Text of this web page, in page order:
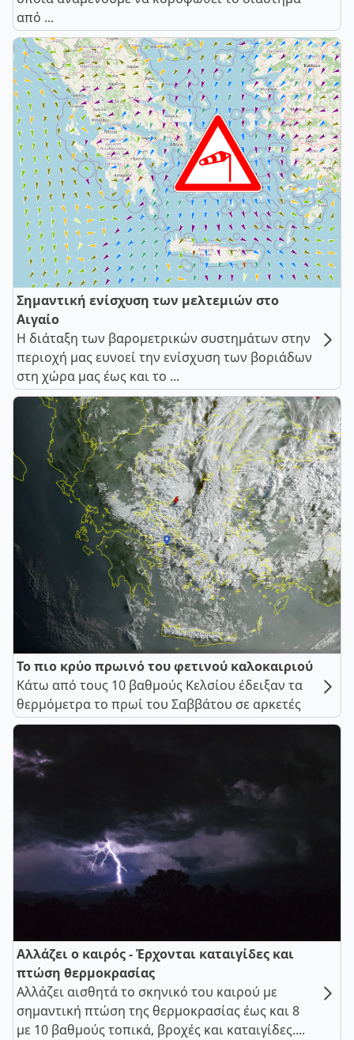
από ...
Σημαντική ενίσχυση των μελτεμιών στο
Αιγαίο
Η διάταξη των βαρομετρικών συστημάτων στην
περιοχή μας ευνοεί την ενίσχυση των βοριάδων
στη χώρα μας έως και το ...
Το πιο κρύο πρωινό του φετινού καλοκαιριού
Κάτω από τους 10 βαθμούς Κελσίου έδειξαν τα
θερμόμετρα το πρωί του Σαββάτου σε αρκετές
Αλλάζει ο καιρός - Έρχονται καταιγίδες και
πτώση θερμοκρασίας
Αλλάζει αισθητά το σκηνικό του καιρού με
σημαντική πτώση της θερμοκρασίας έως και 8
με 10 βαθμούς τοπικά, βροχές και καταιγίδες....